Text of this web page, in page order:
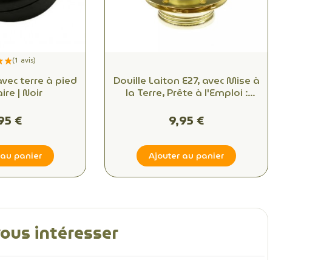
terre à pied
| Noir
€
panier
Douille Laiton E27, avec Mise à
la Terre, Prête à l'Emploi :
DIY!
9,95 €
Ajouter au panier
intéresser